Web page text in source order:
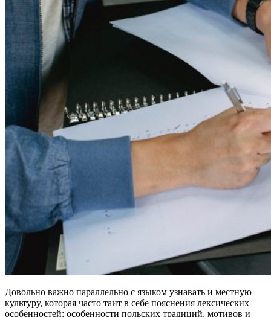
Довольно важно параллельно с языком узнавать и местную
культуру, которая часто таит в себе пояснения лексических
особенностей: особенности польских традиций, мотивов и